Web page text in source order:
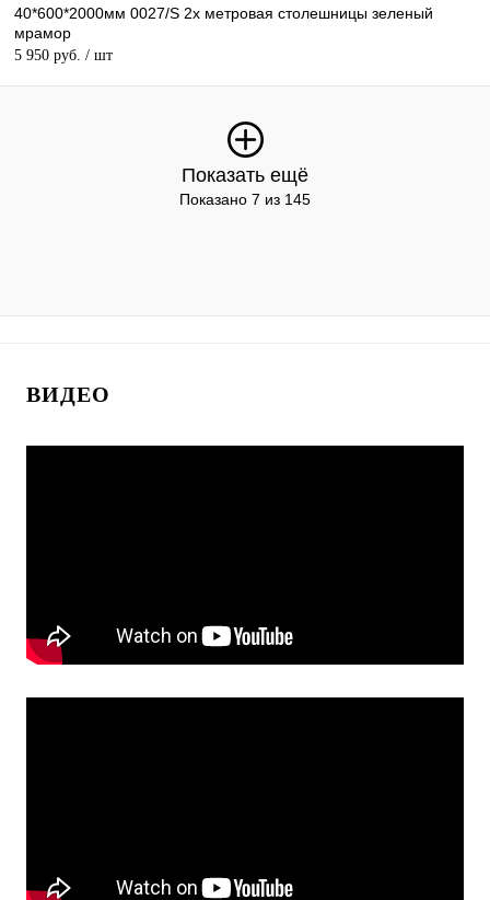
40*600*2000мм 0027/S 2х метровая столешницы зеленый
мрамор
5 950 руб. / шт
Показать ещё
Показано 7 из 145
ВИДЕО